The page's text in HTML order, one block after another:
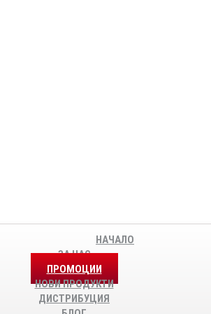
НАЧАЛО
ЗА НАС
ПРОМОЦИИ
НОВИ ПРОДУКТИ
ДИСТРИБУЦИЯ